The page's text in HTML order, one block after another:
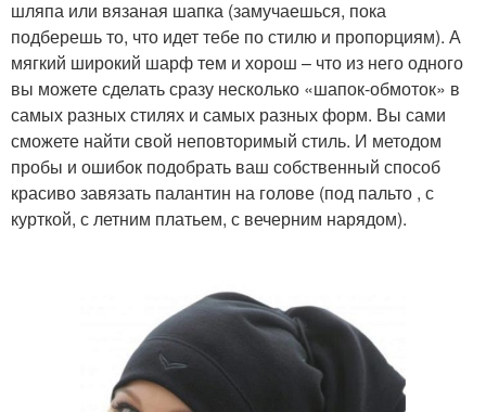
шляпа или вязаная шапка (замучаешься, пока
подберешь то, что идет тебе по стилю и пропорциям). А
мягкий широкий шарф тем и хорош – что из него одного
вы можете сделать сразу несколько «шапок-обмоток» в
самых разных стилях и самых разных форм. Вы сами
сможете найти свой неповторимый стиль. И методом
пробы и ошибок подобрать ваш собственный способ
красиво завязать палантин на голове (под пальто , с
курткой, с летним платьем, с вечерним нарядом).